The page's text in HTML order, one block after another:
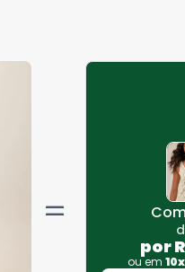
por
ou em 10x